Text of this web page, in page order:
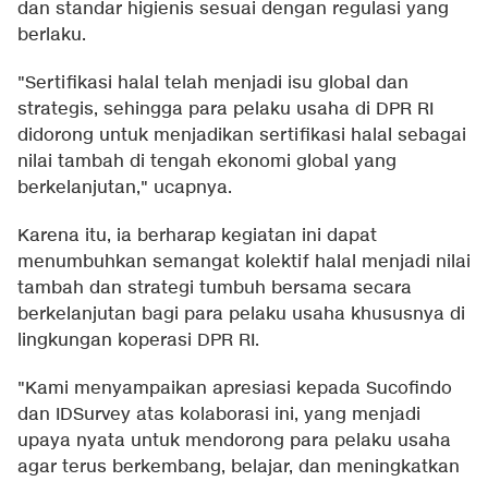
dan standar higienis sesuai dengan regulasi yang
berlaku.
"Sertifikasi halal telah menjadi isu global dan
strategis, sehingga para pelaku usaha di DPR RI
didorong untuk menjadikan sertifikasi halal sebagai
nilai tambah di tengah ekonomi global yang
berkelanjutan," ucapnya.
Karena itu, ia berharap kegiatan ini dapat
menumbuhkan semangat kolektif halal menjadi nilai
tambah dan strategi tumbuh bersama secara
berkelanjutan bagi para pelaku usaha khususnya di
lingkungan koperasi DPR RI.
"Kami menyampaikan apresiasi kepada Sucofindo
dan IDSurvey atas kolaborasi ini, yang menjadi
upaya nyata untuk mendorong para pelaku usaha
agar terus berkembang, belajar, dan meningkatkan